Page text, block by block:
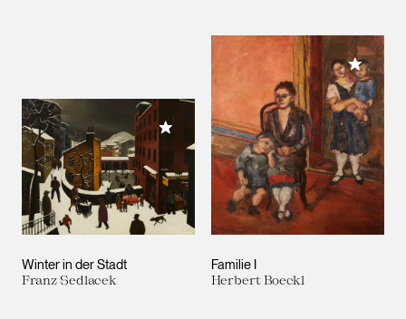
Winter in der Stadt
Franz Sedlacek
Meiner Sammlung hinzufügen
Familie I
Herbert Boeckl
Meiner